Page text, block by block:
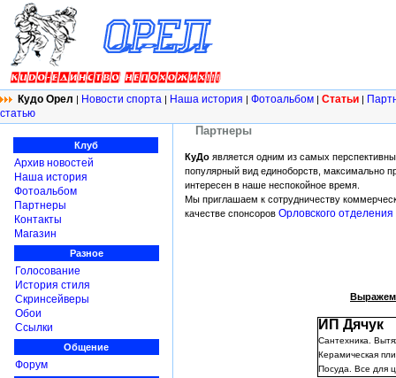
Кудо Орел | Новости спорта | Наша история | Фотоальбом | Статьи |
статью
Клуб
Архив новостей
Наша история
Фотоальбом
Партнеры
Контакты
Магазин
Разное
Голосование
История стиля
Скринсейверы
Обои
Ссылки
Общение
Форум
Партнеры
КуДо является одним из самых
популярный вид единоборств, максимально
интересен в наше неспокойное время.
Мы приглашаем к сотрудничеству
качестве спонсоровОрловского
Выражем
ИП Дячук
Сантехника.
Керамическая
Посуда. Все для